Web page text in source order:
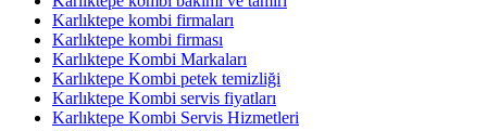
Karlıktepe kombi firmaları
Karlıktepe kombi firması
Karlıktepe Kombi Markaları
Karlıktepe Kombi petek temizliği
Karlıktepe Kombi servis fiyatları
Karlıktepe Kombi Servis Hizmetleri